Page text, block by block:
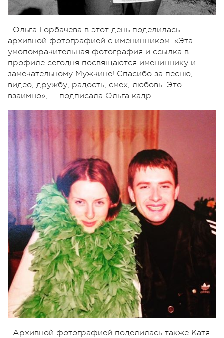
Ольга Горбачева в этот день поделилась
архивной фотографией с именинником. «Эта
умопомрачительная фотография и ссылка в
профиле сегодня посвящаются имениннику и
замечательному Мужчине! Спасибо за песню,
видео, дружбу, радость, смех, любовь. Это
взаимно», — подписала Ольга кадр.
Архивной фотографией поделилась также Катя